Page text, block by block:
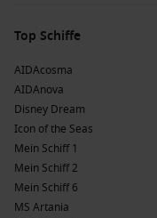
Top Schiffe
AIDAcosma
AIDAnova
Disney Dream
Icon of the Seas
Mein Schiff 1
Mein Schiff 2
Mein Schiff 6
MS Artania